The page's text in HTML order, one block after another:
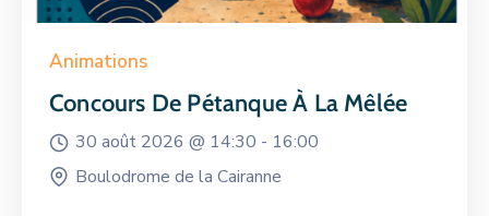
Animations
Concours De Pétanque À La Mêlée
30 août 2026 @ 14:30 - 16:00
Boulodrome de la Cairanne